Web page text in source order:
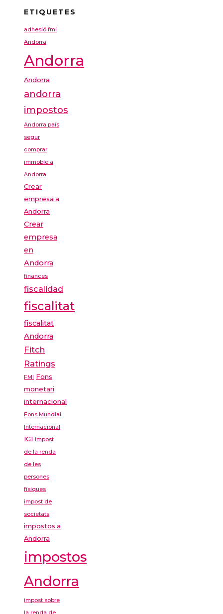
ETIQUETES
adhesió fmi
Andorra
Andorra
Andorra
andorra
impostos
Andorra país
segur
comprar
immoble a
Andorra
Crear
empresa a
Andorra
Crear
empresa
en
Andorra
finances
fiscalidad
fiscalitat
fiscalitat
Andorra
Fitch
Ratings
FMI Fons
monetari
internacional
Fons Mundial
Internacional
IGI impost
de la renda
de les
persones
físiques
impost de
societats
impostos a
Andorra
impostos
Andorra
impost sobre
la renda de